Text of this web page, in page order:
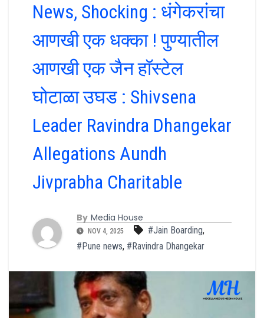
News, Shocking : धंगेकरांचा
आणखी एक धक्का ! पुण्यातील
आणखी एक जैन हॉस्टेल
घोटाळा उघड : Shivsena
Leader Ravindra Dhangekar
Allegations Aundh
Jivprabha Charitable
By Media House
NOV 4, 2025 #Jain Boarding,
#Pune news, #Ravindra Dhangekar